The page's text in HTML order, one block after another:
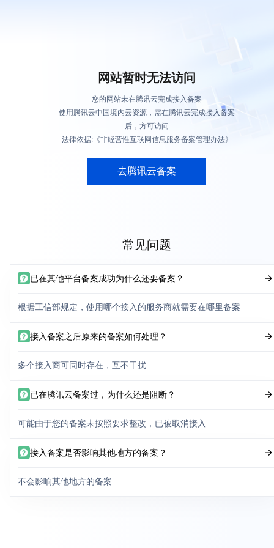
网站暂时无法访问
您的网站未在腾讯云完成接入备案
使用腾讯云中国境内云资源，需在腾讯云完成接入备案
后，方可访问
法律依据:《非经营性互联网信息服务备案管理办法》
去腾讯云备案
常见问题
已在其他平台备案成功为什么还要备案？
根据工信部规定，使用哪个接入的服务商就需要在哪里备案
接入备案之后原来的备案如何处理？
多个接入商可同时存在，互不干扰
已在腾讯云备案过，为什么还是阻断？
可能由于您的备案未按照要求整改，已被取消接入
接入备案是否影响其他地方的备案？
不会影响其他地方的备案